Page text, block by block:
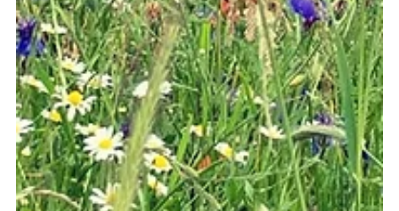
Pasquale Castelgrande
1 feb 2022
Tempo di lettura: 2 min
Tesla Superchargers utilizzabili da tutte le
auto elettriche anche in Italia !!!